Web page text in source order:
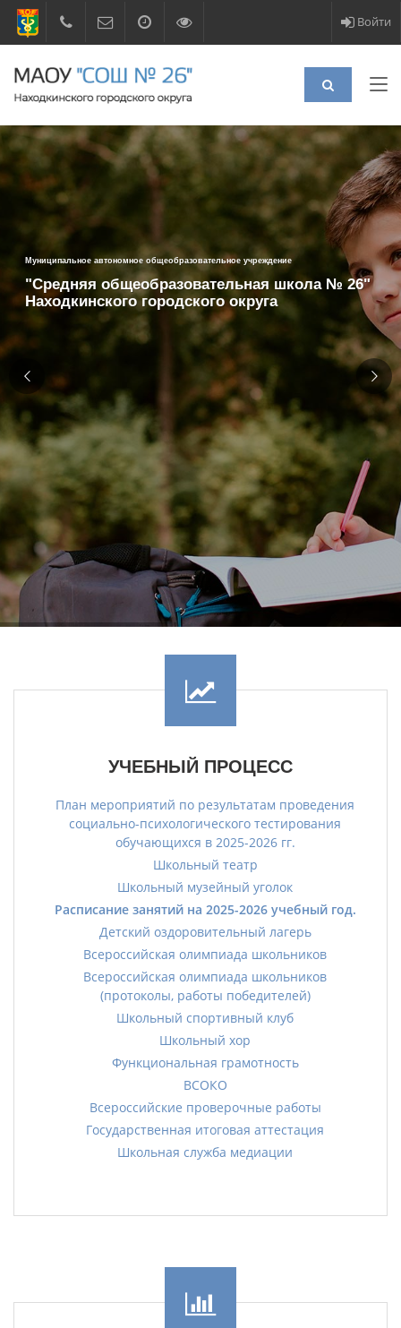
Войти
Муниципальное автономное общеобразовательное учреждение
"Средняя общеобразовательная школа № 26"
Находкинского городского округа
УЧЕБНЫЙ ПРОЦЕСС
План мероприятий по результатам проведения
социально-психологического тестирования
обучающихся в 2025-2026 гг.
Школьный театр
Школьный музейный уголок
Расписание занятий на 2025-2026 учебный год.
Детский оздоровительный лагерь
Всероссийская олимпиада школьников
Всероссийская олимпиада школьников
(протоколы, работы победителей)
Школьный спортивный клуб
Школьный хор
Функциональная грамотность
ВСОКО
Всероссийские проверочные работы
Государственная итоговая аттестация
Школьная служба медиации